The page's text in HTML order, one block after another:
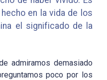
en la vida de los
el significado de la
admiramos demasiado
poco por los